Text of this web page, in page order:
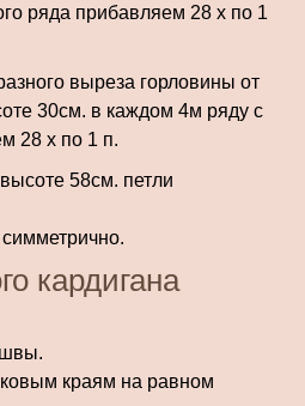
ряда прибавляем 28 х по 1
выреза горловины от
30см. в каждом 4м ряду с
28 х по 1 п.
58см. петли
кардигана
краям на равном